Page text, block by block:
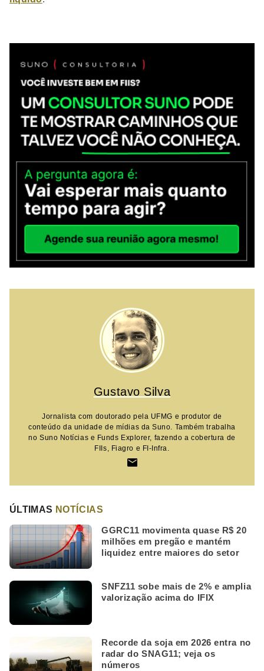
Gustavo Silva
Jornalista com doutorado pela UFMG e produtor de
conteúdo da unidade de mídias da Suno. Também trabalha
no Suno Notícias e Funds Explorer, fazendo a cobertura de
FIIs, Fiagro e FI-Infra.
ÚLTIMAS NOTÍCIAS
GGRC11 movimenta quase R$ 20
milhões em pregão e mantém
liquidez entre maiores do setor
SNFZ11 sobe mais de 2% e amplia
valorização acima do IFIX
Recorde da soja em 2026 entra no
radar do SNAG11; veja os
números